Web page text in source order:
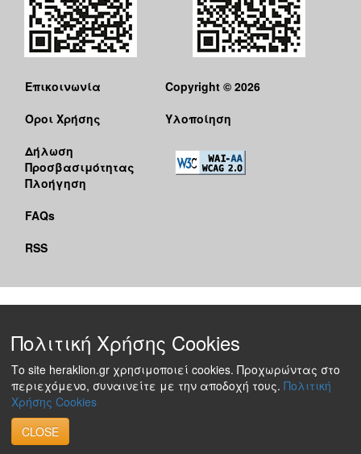
Επικοινωνία
Όροι Χρήσης
Δήλωση
Προσβασιμότητας
Πλοήγηση
FAQs
RSS
Copyright © 2026
Υλοποίηση
Πολιτική Χρήσης Cookies
Το site heraklion.gr χρησιμοποιεί cookies. Προχωρώντας στο
περιεχόμενο, συναινείτε με την αποδοχή τους. Πολιτική
Χρήσης Cookies
CLOSE